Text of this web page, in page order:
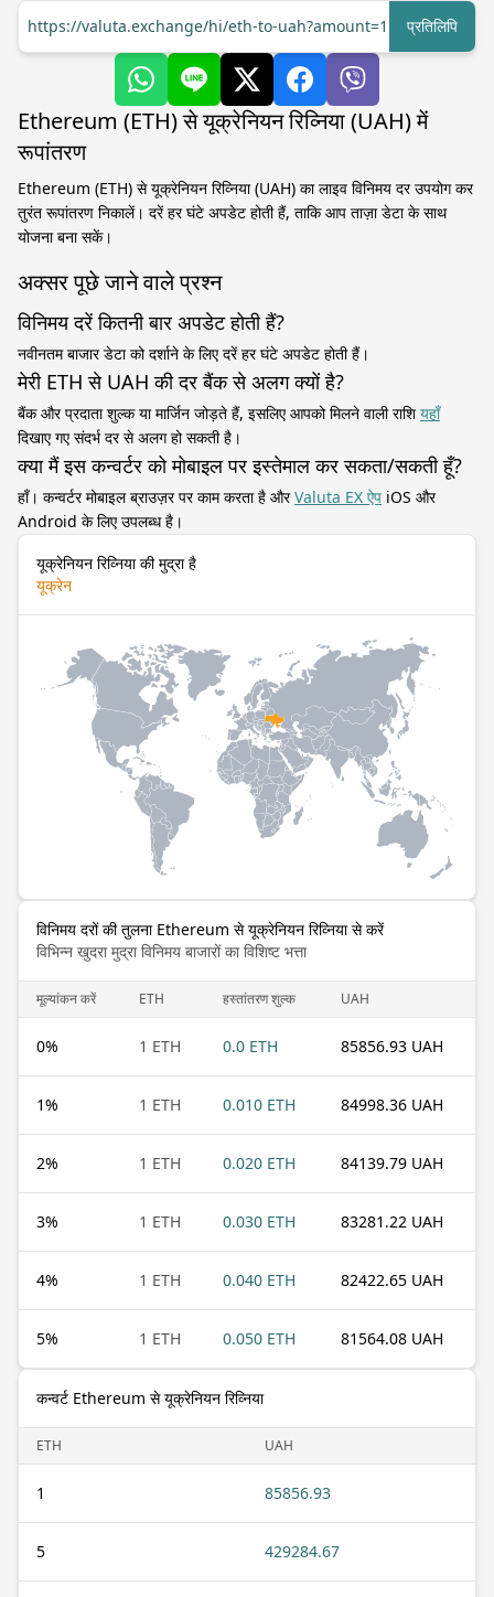
https://valuta.exchange/hi/eth-to-uah?amount=1
प्रतिलिपि
Ethereum (ETH) से यूक्रेनियन रिव्निया (UAH) में
रूपांतरण
Ethereum (ETH) से यूक्रेनियन रिव्निया (UAH) का लाइव विनिमय दर उपयोग कर
तुरंत रूपांतरण निकालें। दरें हर घंटे अपडेट होती हैं, ताकि आप ताज़ा डेटा के साथ
योजना बना सकें।
अक्सर पूछे जाने वाले प्रश्न
विनिमय दरें कितनी बार अपडेट होती हैं?
नवीनतम बाजार डेटा को दर्शाने के लिए दरें हर घंटे अपडेट होती हैं।
मेरी ETH से UAH की दर बैंक से अलग क्यों है?
बैंक और प्रदाता शुल्क या मार्जिन जोड़ते हैं, इसलिए आपको मिलने वाली राशियहाँ
दिखाए गए संदर्भ दर से अलग हो सकती है।
क्या मैं इस कन्वर्टर को मोबाइल पर इस्तेमाल कर सकता/सकती हूँ?
हाँ। कन्वर्टर मोबाइल ब्राउज़र पर काम करता है औरValuta EX ऐप iOS और
Android के लिए उपलब्ध है।
यूक्रेनियन रिव्निया की मुद्रा है
यूक्रेन
विनिमय दरों की तुलना Ethereum से यूक्रेनियन रिव्निया से करें
विभिन्न खुदरा मुद्रा विनिमय बाजारों का विशिष्ट भत्ता
मूल्यांकन करें ETH हस्तांतरण शुल्क UAH
0% 1 ETH 0.0 ETH 85856.93 UAH
1% 1 ETH 0.010 ETH 84998.36 UAH
2% 1 ETH 0.020 ETH 84139.79 UAH
3% 1 ETH 0.030 ETH 83281.22 UAH
4% 1 ETH 0.040 ETH 82422.65 UAH
5% 1 ETH 0.050 ETH 81564.08 UAH
कन्वर्ट Ethereum से यूक्रेनियन रिव्निया
ETH UAH
1 85856.93
5 429284.67